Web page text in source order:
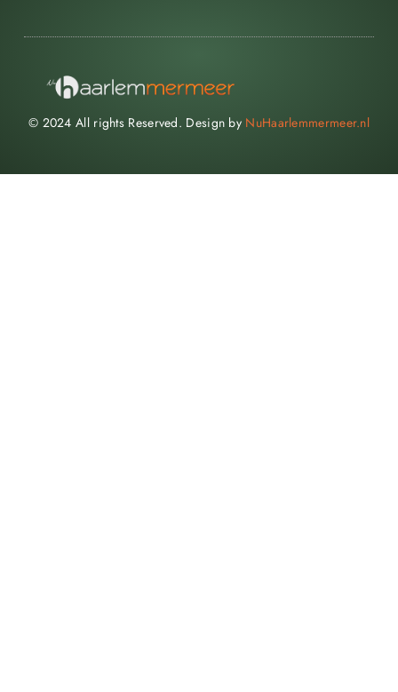
© 2024 All rights Reserved. Design by NuHaarlemmermeer.nl